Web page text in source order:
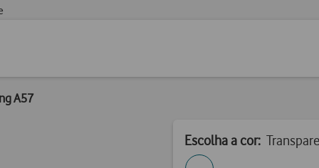
A57
Escolha a cor: